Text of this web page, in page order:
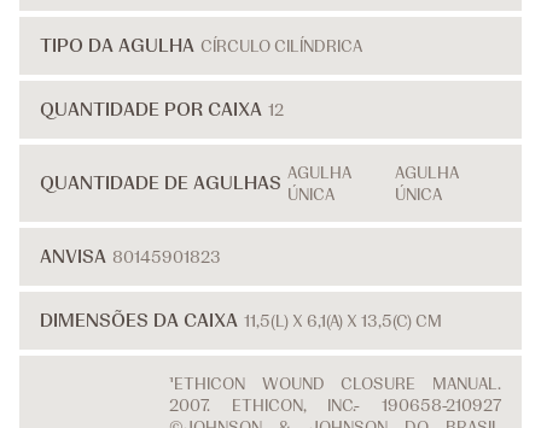
TIPO DA AGULHA CÍRCULO CILÍNDRICA
QUANTIDADE POR CAIXA 12
QUANTIDADE DE AGULHAS AGULHA
ÚNICA
AGULHA
ÚNICA
ANVISA 80145901823
DIMENSÕES DA CAIXA 11,5(L) X 6,1(A) X 13,5(C) CM
¹ETHICON WOUND CLOSURE MANUAL.
2007. ETHICON, INC.- 190658-210927